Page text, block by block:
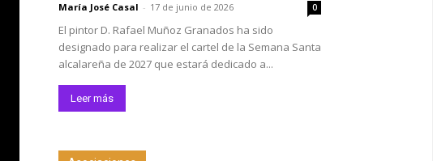
María José Casal - 17 de junio de 2026 0
El pintor D. Rafael Muñoz Granados ha sido
designado para realizar el cartel de la Semana Santa
alcalareña de 2027 que estará dedicado a...
Leer más